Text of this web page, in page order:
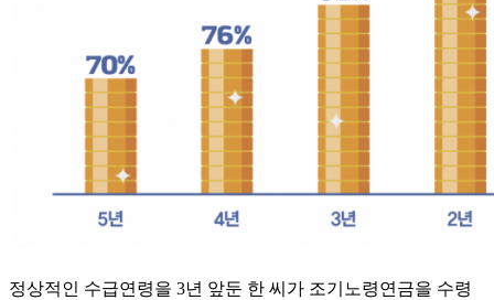
정상적인 수급연령을 3년 앞둔 한 씨가 조기노령연금을 수령